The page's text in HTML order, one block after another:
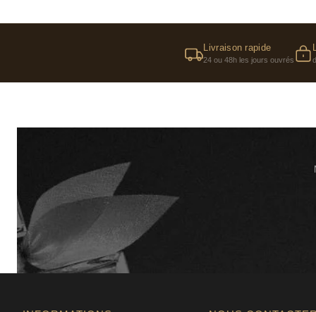
Livraison rapide
24 ou 48h les jours ouvrés